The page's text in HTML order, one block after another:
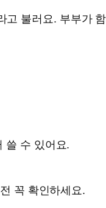
고 불러요. 부부가
쓸 수 있어요.
꼭 확인하세요.